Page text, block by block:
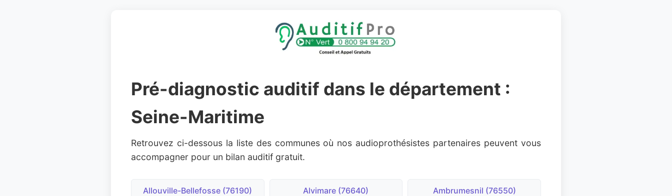
Pré-diagnostic auditif dans le département :
Seine-Maritime
Retrouvez ci-dessous la liste des communes où nos audioprothésistes partenaires peuvent vous
accompagner pour un bilan auditif gratuit.
Allouville-Bellefosse (76190) Alvimare (76640) Ambrumesnil (76550)